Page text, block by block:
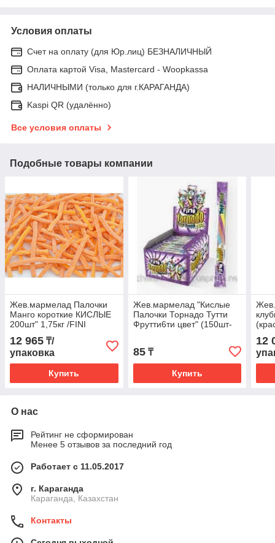
Условия оплаты
Счет на оплату (для Юр.лиц) БЕЗНАЛИЧНЫЙ
Оплата картой Visa, Mastercard - Woopkassa
НАЛИЧНЫМИ (только для г.КАРАГАНДА)
Kaspi QR (удалённо)
Все условия оплаты
Подобные товары компании
Жев.мармелад Палочки
Манго короткие КИСЛЫЕ
200шт" 1,75кг /FINI
Испания/
12 965 ₸/
упаковка
Купить
Жев.мармелад "Кислые
Палочки Торнадо Тутти
Фрутти6ти цвет" (150шт-
85₸
Купить
12
О нас
Рейтинг не сформирован
Менее 5 отзывов за последний год
Работает с 11.05.2017
г. Караганда
Караганда, Казахстан
Контакты